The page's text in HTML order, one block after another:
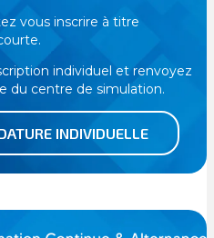
vous inscrire à titre
individuel et renvoyez
du centre de simulation.
INDIVIDUELLE